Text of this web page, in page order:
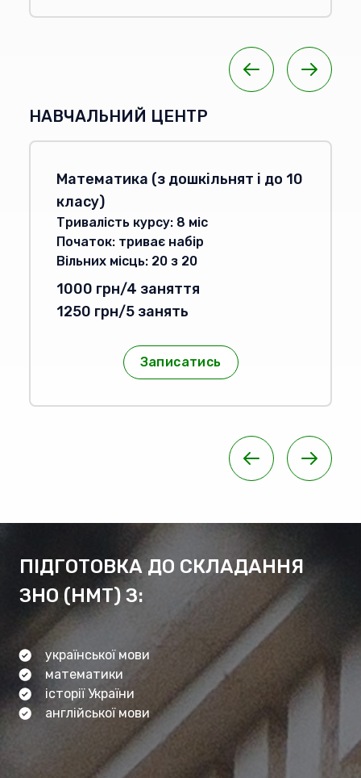
НАВЧАЛЬНИЙ ЦЕНТР
Математика (з дошкільнят і до 10
класу)
Тривалість курсу: 8 міс
Початок: триває набір
Вільних місць: 20 з 20
1000 грн/4 заняття
1250 грн/5 занять
Записатись
ПІДГОТОВКА ДО СКЛАДАННЯ
ЗНО (НМТ) З:
української мови
математики
історії України
англійської мови